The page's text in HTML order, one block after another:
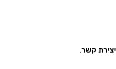
קשר.